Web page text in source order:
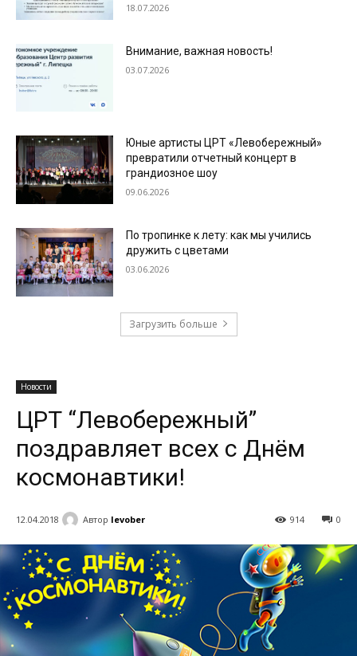
18.07.2026
Внимание, важная новость!
03.07.2026
Юные артисты ЦРТ «Левобережный»
превратили отчетный концерт в
грандиозное шоу
09.06.2026
По тропинке к лету: как мы учились
дружить с цветами
03.06.2026
Загрузить больше